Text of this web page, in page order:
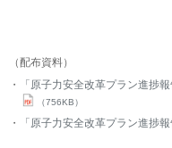
（配布資料）
「原子力安全改革プラン進捗
（756KB）
「原子力安全改革プラン進捗